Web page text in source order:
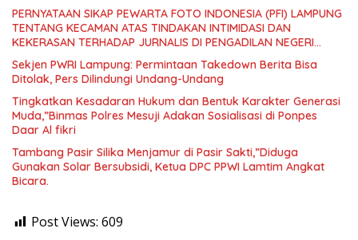
PERNYATAAN SIKAP PEWARTA FOTO INDONESIA (PFI) LAMPUNG
TENTANG KECAMAN ATAS TINDAKAN INTIMIDASI DAN
KEKERASAN TERHADAP JURNALIS DI PENGADILAN NEGERI
TANJUNG KARANG.
Sekjen PWRI Lampung: Permintaan Takedown Berita Bisa
Ditolak, Pers Dilindungi Undang-Undang
Tingkatkan Kesadaran Hukum dan Bentuk Karakter Generasi
Muda,”Binmas Polres Mesuji Adakan Sosialisasi di Ponpes
Daar Al fikri
Tambang Pasir Silika Menjamur di Pasir Sakti,”Diduga
Gunakan Solar Bersubsidi, Ketua DPC PPWI Lamtim Angkat
Bicara.
Post Views: 609